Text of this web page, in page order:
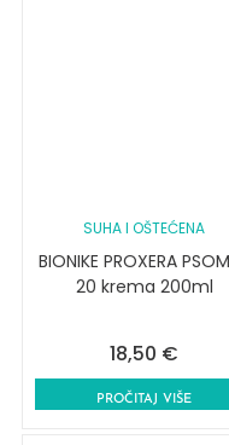
SUHA I OŠTEĆENA
BIONIKE PROXERA
20 krema 200ml
18,50 €
PROČITAJ VIŠE